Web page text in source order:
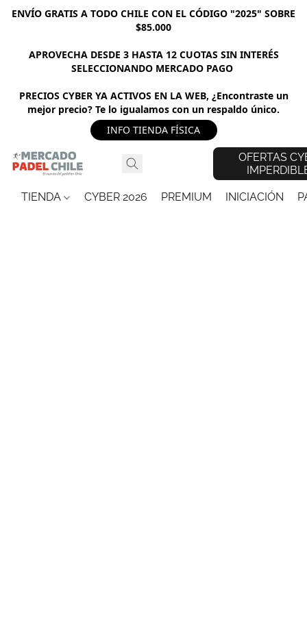
ENVÍO GRATIS A TODO CHILE CON EL CÓDIGO "2025" SOBRE
$85.000
APROVECHA DESDE 3 HASTA 12 CUOTAS SIN INTERÉS
SELECCIONANDO MERCADO PAGO
PRECIOS CYBER YA ACTIVOS EN LA WEB, ¿Encontraste un
mejor precio? Te lo igualamos con un respaldo único.
INFO TIENDA FÍSICA
OFERTAS
TIENDA CYBER 2026 PREMIUM INICIACIÓN